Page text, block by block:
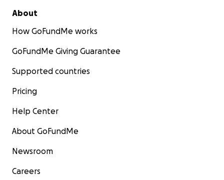
About
How GoFundMe works
GoFundMe Giving Guarantee
Supported countries
Pricing
Help Center
About GoFundMe
Newsroom
Careers